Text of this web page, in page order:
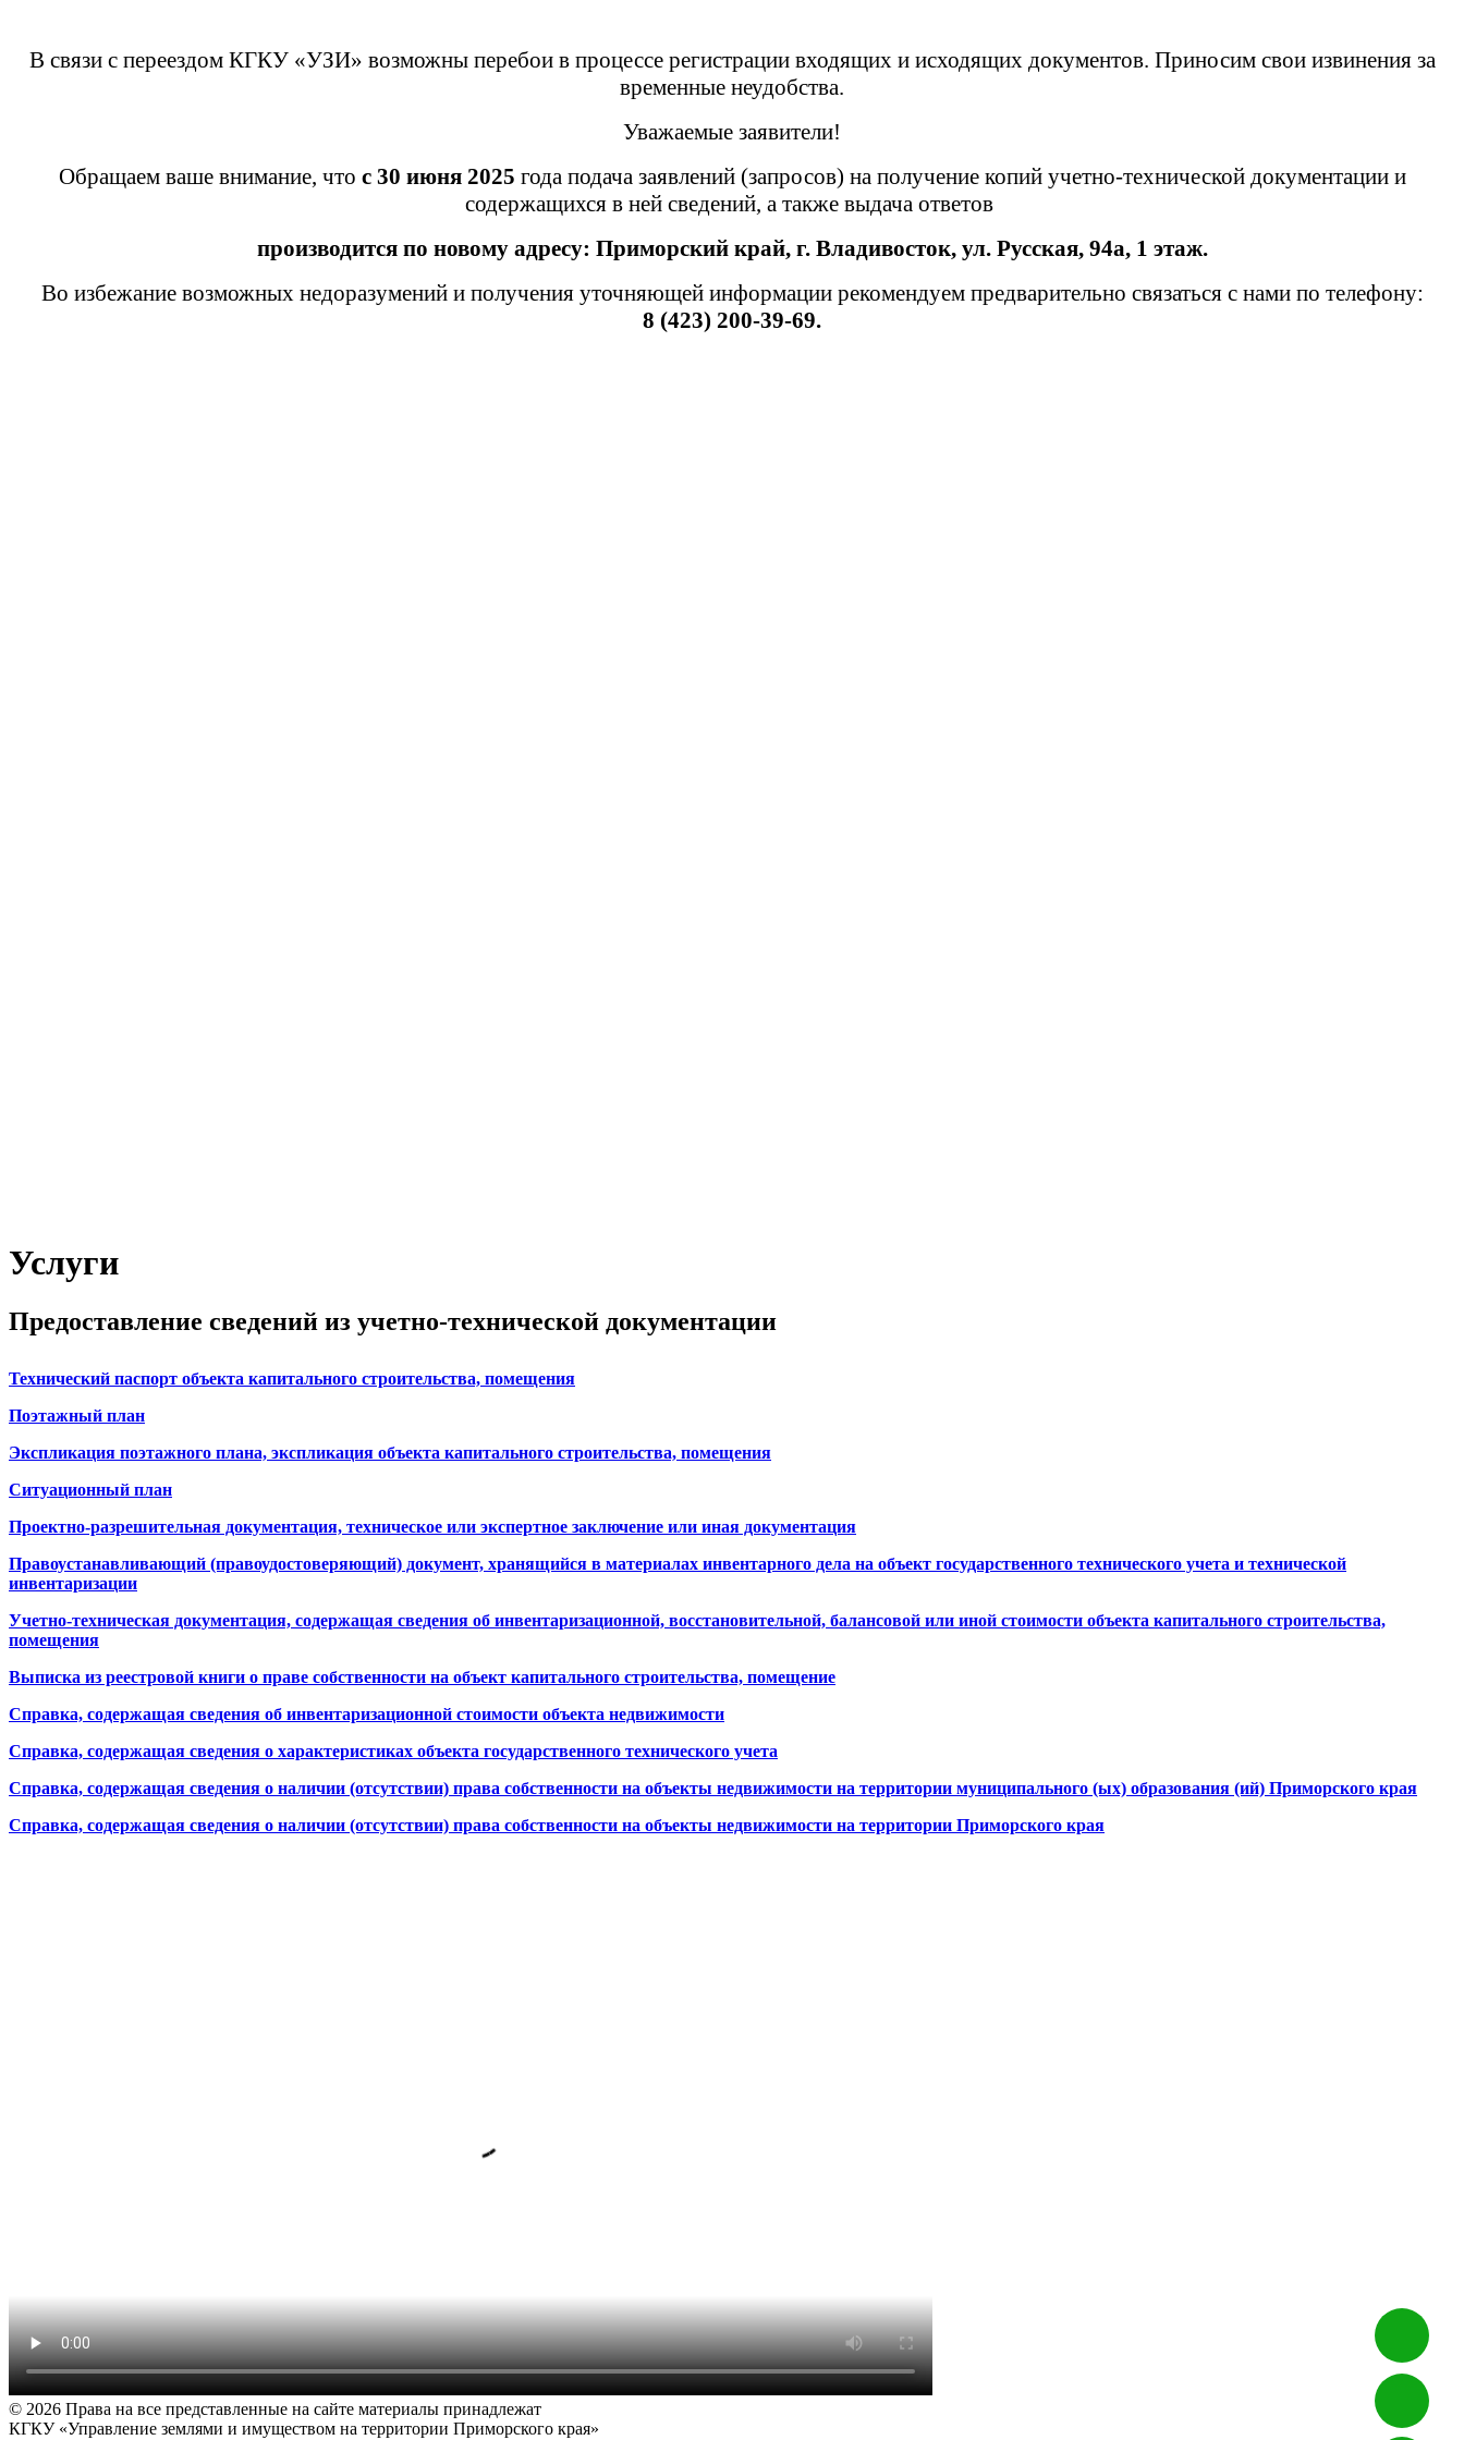
В связи с переездом КГКУ «УЗИ» возможны перебои в процессе регистрации входящих и исходящих документов. Приносим свои извинения за
временные неудобства.
Уважаемые заявители!
Обращаем ваше внимание, что с 30 июня 2025 года подача заявлений (запросов) на получение копий учетно-технической документации и
содержащихся в ней сведений, а также выдача ответов
производится по новому адресу: Приморский край, г. Владивосток, ул. Русская, 94а, 1 этаж.
Во избежание возможных недоразумений и получения уточняющей информации рекомендуем предварительно связаться с нами по телефону:
8 (423) 200-39-69.
Услуги
Предоставление сведений из учетно-технической документации
Технический паспорт объекта капитального строительства, помещения
Поэтажный план
Экспликация поэтажного плана, экспликация объекта капитального строительства, помещения
Ситуационный план
Проектно-разрешительная документация, техническое или экспертное заключение или иная документация
Правоустанавливающий (правоудостоверяющий) документ, хранящийся в материалах инвентарного дела на объект государственного технического учета и технической
инвентаризации
Учетно-техническая документация, содержащая сведения об инвентаризационной, восстановительной, балансовой или иной стоимости объекта капитального строительства,
помещения
Выписка из реестровой книги о праве собственности на объект капитального строительства, помещение
Справка, содержащая сведения об инвентаризационной стоимости объекта недвижимости
Справка, содержащая сведения о характеристиках объекта государственного технического учета
Справка, содержащая сведения о наличии (отсутствии) права собственности на объекты недвижимости на территории муниципального (ых) образования (ий) Приморского края
Справка, содержащая сведения о наличии (отсутствии) права собственности на объекты недвижимости на территории Приморского края
© 2026 Права на все представленные на сайте материалы принадлежат
КГКУ «Управление землями и имуществом на территории Приморского края»